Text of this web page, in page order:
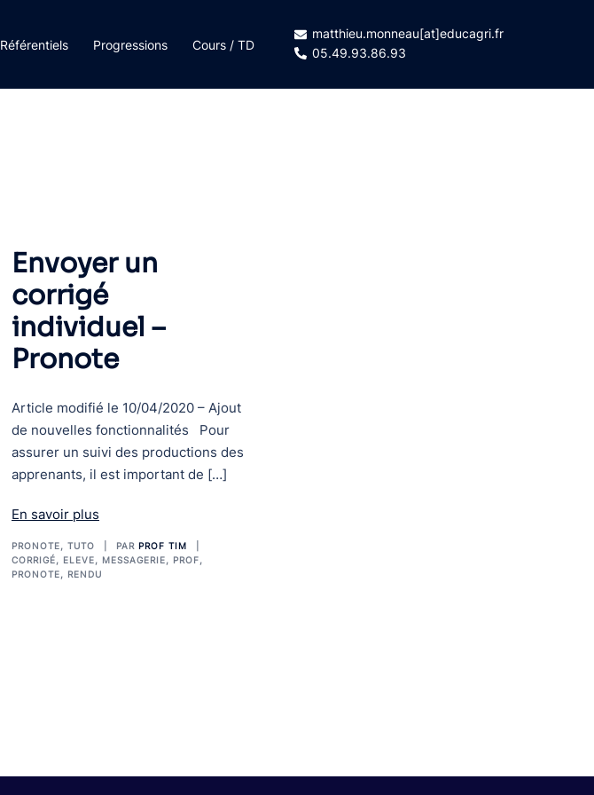
Référentiels Progressions Cours / TD
matthieu.monneau[at]educagri.fr
05.49.93.86.93
Envoyer un
corrigé
individuel –
Pronote
Article modifié le 10/04/2020 – Ajout
de nouvelles fonctionnalités Pour
assurer un suivi des productions des
apprenants, il est important de […]
En savoir plus
PRONOTE, TUTO PAR PROF TIM
CORRIGÉ, ELEVE, MESSAGERIE, PROF,
PRONOTE, RENDU